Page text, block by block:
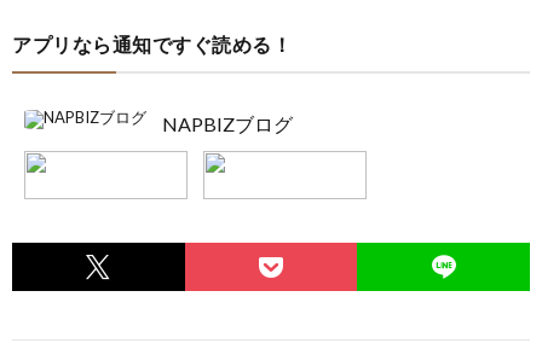
アプリなら通知ですぐ読める！
NAPBIZブログ